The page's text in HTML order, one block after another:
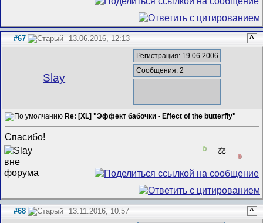
#67 13.06.2016, 12:13 ^
Slay
Регистрация: 19.06.2006
Сообщения: 2
Re: [XL] "Эффект бабочки - Effect of the butterfly"
Спасибо!
0 ⚖️
0
#68 13.11.2016, 10:57 ^